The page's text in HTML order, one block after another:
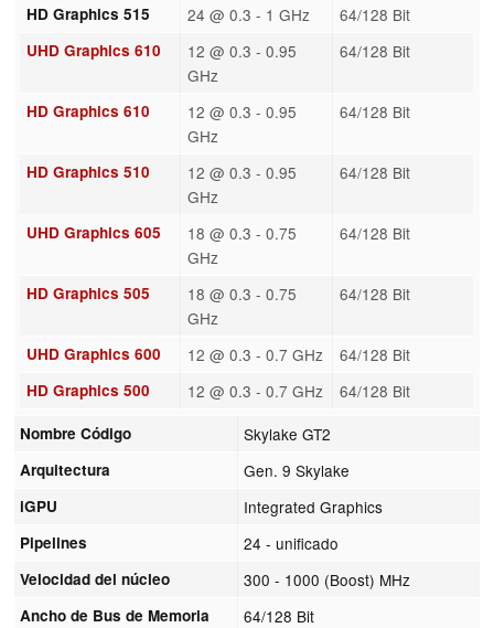
HD Graphics 515 24 @ 0.3 - 1 GHz 64/128 Bit
UHD Graphics 610
12 @ 0.3 - 0.95
GHz
64/128 Bit
HD Graphics 610
12 @ 0.3 - 0.95
GHz
64/128 Bit
HD Graphics 510
12 @ 0.3 - 0.95
GHz
64/128 Bit
UHD Graphics 605
18 @ 0.3 - 0.75
GHz
64/128 Bit
HD Graphics 505
18 @ 0.3 - 0.75
GHz
64/128 Bit
UHD Graphics 600 12 @ 0.3 - 0.7 GHz 64/128 Bit
HD Graphics 500 12 @ 0.3 - 0.7 GHz 64/128 Bit
Nombre Código Skylake GT2
Arquitectura Gen. 9 Skylake
iGPU Integrated Graphics
Pipelines 24 - unificado
Velocidad del núcleo 300 - 1000 (Boost) MHz
Ancho de Bus de Memoria 64/128 Bit